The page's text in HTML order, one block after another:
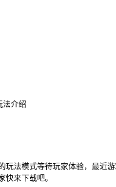
法介绍
玩法模式等待玩家体验，最近
来下载吧。